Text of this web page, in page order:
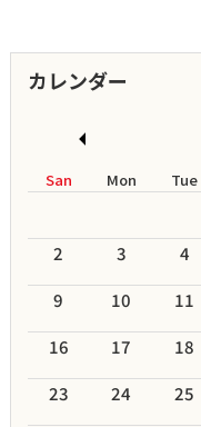
カレンダー
San Mon Tue
2
3 4
9
10 11
16
17 18
23
24 25